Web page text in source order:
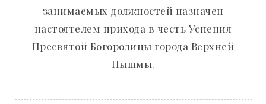
занимаемых должностей назначен
настоятелем прихода в честь Успения
Пресвятой Богородицы города Верхней
Пышмы.